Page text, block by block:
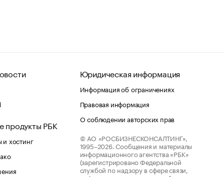
продукты РБК
хостинг
Юридическая информация
Информация об ограничениях
Правовая информация
О соблюдении авторских прав
© АО «РОСБИЗНЕСКОНСАЛТИНГ»,
1995–2026. Сообщения и материалы
информационного агентства «РБК»
(зарегистрировано Федеральной
службой по надзору в сфере связи,